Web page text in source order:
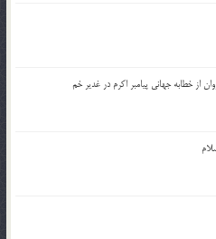
از خطابه جهانی پیامبر اکرم در غدیر خم